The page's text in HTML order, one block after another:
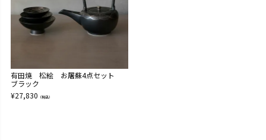
有田焼 松絵 お屠蘇4点セット
ブラック
¥27,830 （税込）